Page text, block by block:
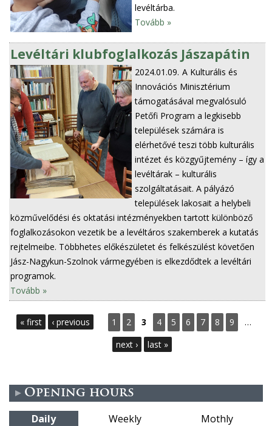
levéltárba.
Tovább »
Levéltári klubfoglalkozás Jászapátin
2024.01.09. A Kulturális és
Innovációs Minisztérium
támogatásával megvalósuló
Petőfi Program a legkisebb
települések számára is
elérhetővé teszi több kulturális
intézet és közgyűjtemény – így a
levéltárak – kulturális
szolgáltatásait. A pályázó
települések lakosait a helybeli
közművelődési és oktatási intézményekben tartott különböző
foglalkozásokon vezetik be a levéltáros szakemberek a kutatás
rejtelmeibe. Többhetes előkészületet és felkészülést követően
Jász-Nagykun-Szolnok vármegyében is elkezdődtek a levéltári
programok.
Tovább »
P
e
s
« first ‹ previous 1 2 3 4 5 6 7 8 9
…
next ›
last »
Opening hours
Daily Weekly Mothly